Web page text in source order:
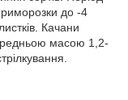
до -4
Качани
масою 1,2-